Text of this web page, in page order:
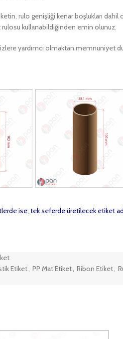
rulo genişliği kenar boşlukları
rulosu kullanabildiğinden emin olunuz.
yardımcı olmaktan memnuniyet
ise; tek seferde üretilecek etiket
Etiket, PP Mat Etiket, Ribon Etiket,